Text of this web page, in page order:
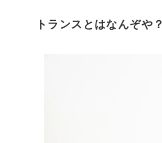
トランスとはなんぞや？